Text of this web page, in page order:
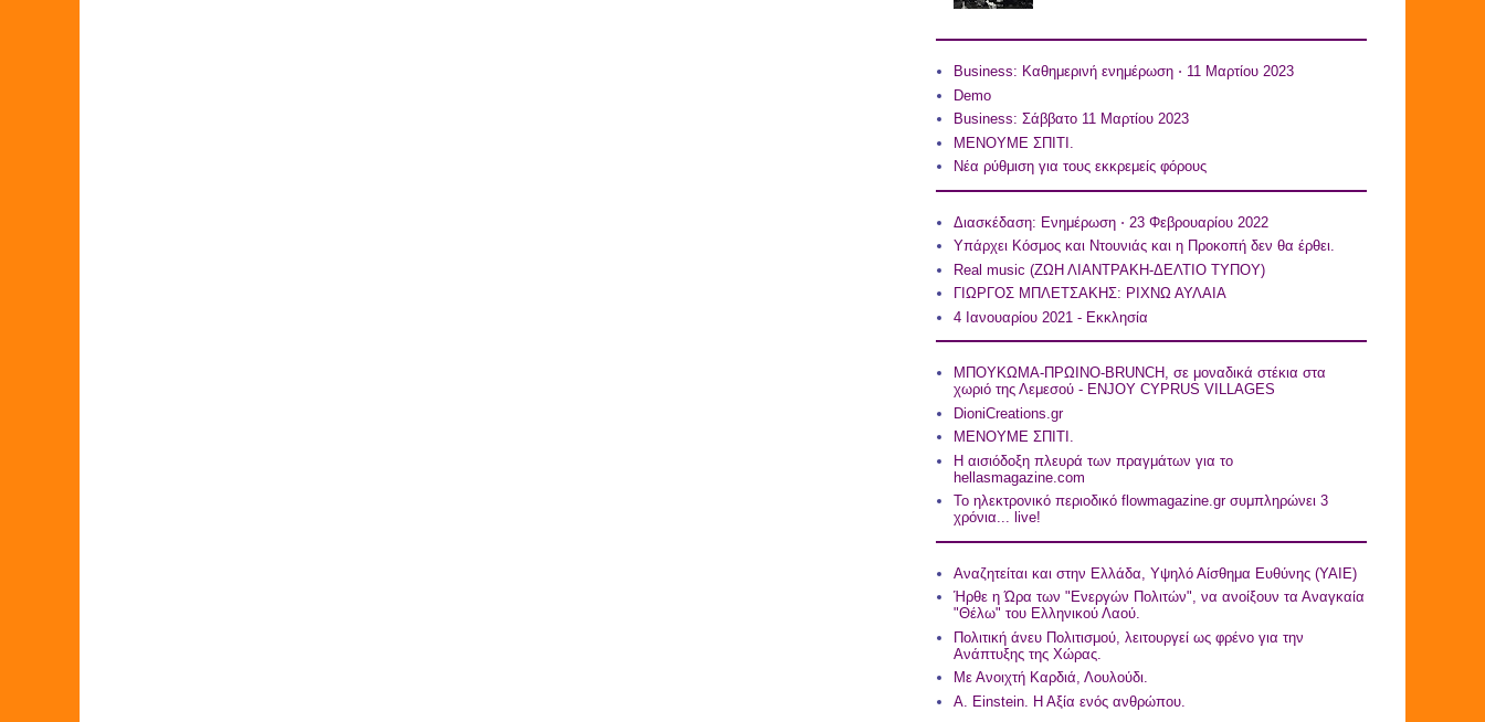
Business: Καθημερινή ενημέρωση ⋅ 11 Μαρτίου 2023
Demo
Business: Σάββατο 11 Μαρτίου 2023
ΜΕΝΟΥΜΕ ΣΠΙΤΙ.
Νέα ρύθμιση για τους εκκρεμείς φόρους
Διασκέδαση: Ενημέρωση ⋅ 23 Φεβρουαρίου 2022
Υπάρχει Κόσμος και Ντουνιάς και η Προκοπή δεν θα έρθει.
Real music (ZΩΗ ΛΙΑΝΤΡΑΚΗ-ΔΕΛΤΙΟ ΤΥΠΟY)
ΓΙΩΡΓΟΣ ΜΠΛΕΤΣΑΚΗΣ: ΡΙΧΝΩ ΑΥΛΑΙΑ
4 Ιανουαρίου 2021 - Εκκλησία
ΜΠΟΥΚΩΜΑ-ΠΡΩΙΝΟ-BRUNCH, σε μοναδικά στέκια στα
χωριό της Λεμεσού - ENJOY CYPRUS VILLAGES
DioniCreations.gr
ΜΕΝΟΥΜΕ ΣΠΙΤΙ.
Η αισιόδοξη πλευρά των πραγμάτων για το
hellasmagazine.com
Το ηλεκτρονικό περιοδικό flowmagazine.gr συμπληρώνει 3
χρόνια... live!
Αναζητείται και στην Ελλάδα, Υψηλό Αίσθημα Ευθύνης (ΥΑΙΕ)
Ήρθε η Ώρα των "Ενεργών Πολιτών", να ανοίξουν τα Αναγκαία
"Θέλω" του Ελληνικού Λαού.
Πολιτική άνευ Πολιτισμού, λειτουργεί ως φρένο για την
Ανάπτυξης της Χώρας.
Με Ανοιχτή Καρδιά, Λουλούδι.
A. Einstein. Η Αξία ενός ανθρώπου.